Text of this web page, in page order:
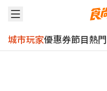
城市玩家優惠券節目熱門